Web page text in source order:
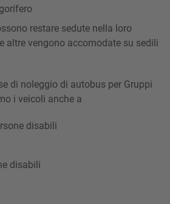
restare sedute nella loro
altre vengono accomodate su sedili
di noleggio di autobus per Gruppi
i veicoli anche a
disabili
disabili